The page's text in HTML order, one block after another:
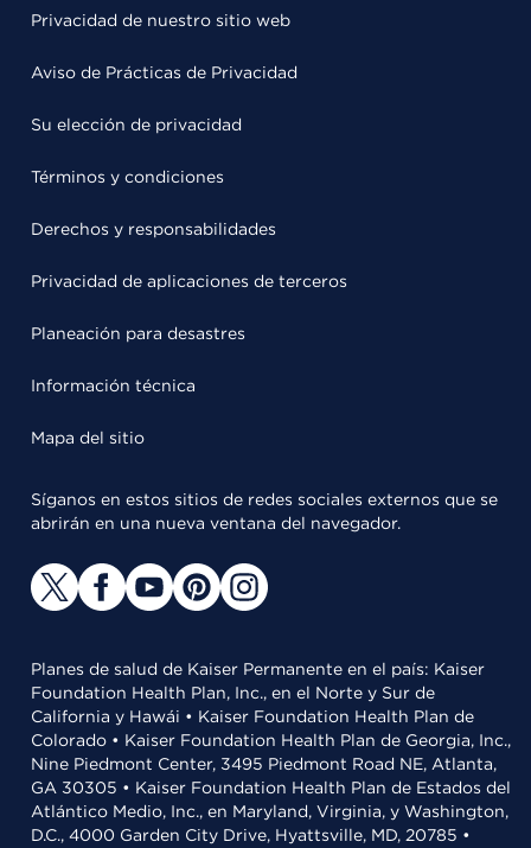
Privacidad de nuestro sitio web
Aviso de Prácticas de Privacidad
Su elección de privacidad
Términos y condiciones
Derechos y responsabilidades
Privacidad de aplicaciones de terceros
Planeación para desastres
Información técnica
Mapa del sitio
Síganos en estos sitios de redes sociales externos que se
abrirán en una nueva ventana del navegador.
Planes de salud de Kaiser Permanente en el país: Kaiser
Foundation Health Plan, Inc., en el Norte y Sur de
California y Hawái • Kaiser Foundation Health Plan de
Colorado • Kaiser Foundation Health Plan de Georgia, Inc.,
Nine Piedmont Center, 3495 Piedmont Road NE, Atlanta,
GA 30305 • Kaiser Foundation Health Plan de Estados del
Atlántico Medio, Inc., en Maryland, Virginia, y Washington,
D.C., 4000 Garden City Drive, Hyattsville, MD, 20785 •